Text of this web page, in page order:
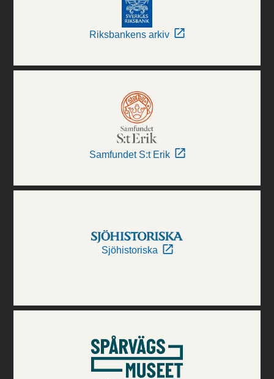
Riksbankens arkiv
Samfundet S:t Erik
Sjöhistoriska